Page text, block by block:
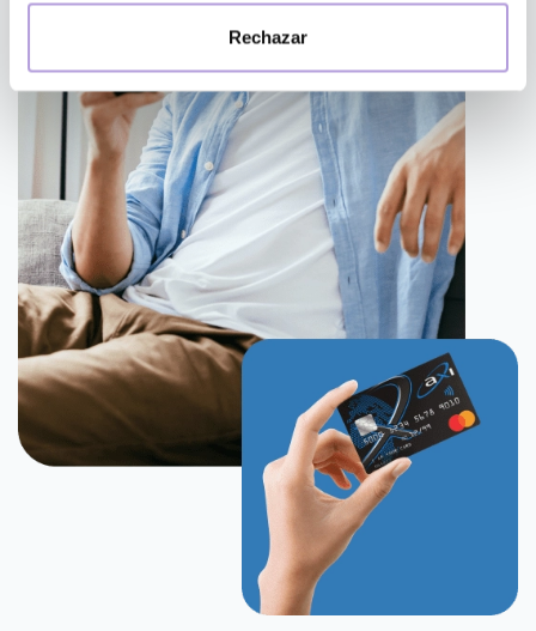
que puede tener una precisión de varios metros
Identificar su dispositivo analizándolo activamente
para buscar características específicas (huellas
digitales)
Obtenga más información sobre cómo se procesan sus
datos personales y establezca sus preferencias en la
sección de datos . Puede cambiar o retirar su
consentimiento en cualquier momento en la Declaración
de cookies.
Utilizamos cookies propias y de terceros (y tecnologías
similares) para mejorar tu experiencia en nuestra web.
Las cookies te permiten disfrutar de ciertas
funcionalidades, compartir contenidos en redes sociales
(en Facebook, Instagram, etc.) y personalizar mensajes
y anuncios según tus intereses (en nuestra web o en
webs de terceros). También nos ayudan a entender cómo
nuestra web está siendo utilizada. Para saber más visita
Política de Cookies, desde ahí podrás cambiar
la configuración o deshabilitar las cookies en cualquier
momento. Al hacer clic en “Aceptar” consientes el uso
que hacemos de las cookies. Al hacer clic en "Rechazar"
no podrás acceder a otras páginas de Axi Card.Política
Rechazar